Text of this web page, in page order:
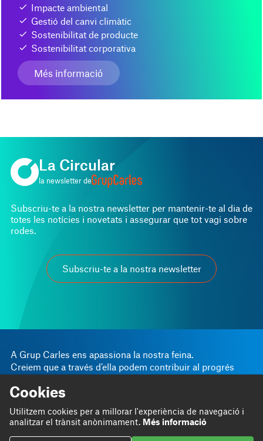
Impacte ambiental
Gestió del canvi climàtic
Sostenibilitat de producte
Sostenibilitat corporativa
Més informació
A Grup Carles ens apassiona la nostra feina.
Creiem que a través d’ella podem contribuir al progrés
Som
Fem
Projectes
Twitter
La Circular
la newsletter de
Subscriu-te a la nostra newsletter per mantenir-te al dia de
totes les notícies i novetats i assegurar que tot vagi sobre
rodes.
Subscriu-te a la nostra newsletter
Cookies
Utilitzem cookies per a millorar l'experiència de navegació i
analitzar el trànsit anònimament. Més informació